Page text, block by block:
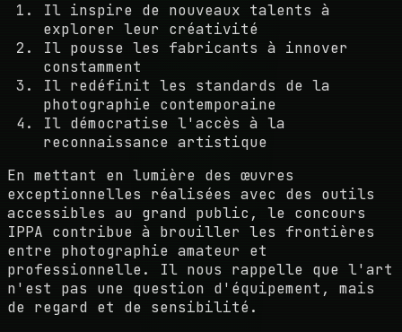
Il inspire de nouveaux talents à
explorer leur créativité
Il pousse les fabricants à innover
constamment
Il redéfinit les standards de la
photographie contemporaine
Il démocratise l'accès à la
reconnaissance artistique
En mettant en lumière des œuvres
exceptionnelles réalisées avec des outils
accessibles au grand public, le concours
IPPA contribue à brouiller les frontières
entre photographie amateur et
professionnelle. Il nous rappelle que l'art
n'est pas une question d'équipement, mais
de regard et de sensibilité.